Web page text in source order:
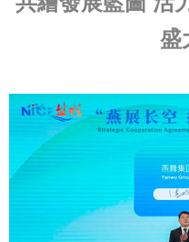
盛